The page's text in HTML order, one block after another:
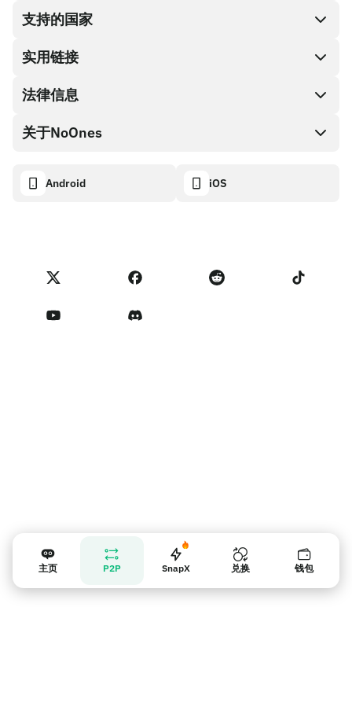
SnapX
兑换现金
礼品卡编码
NoOnes钱包
支持的国家
实用链接
伙伴计划
API文档
NoOnes 状态
法律信息
有奖捉虫方案
隐私政策
服务条款
关于NoOnes
联系我们
Android iOS
主页 P2P SnapX 兑换 钱包